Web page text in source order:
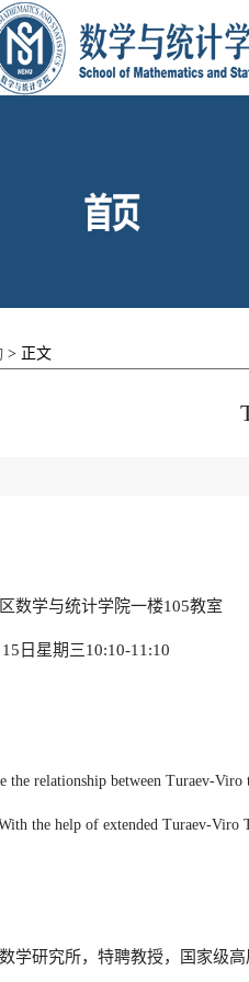
> 正文
数学与统计学院一楼105教室
日星期三10:10-11:10
relationship between Turaev-
the help of extended Turaev-
学研究所，特聘教授，国家级